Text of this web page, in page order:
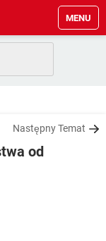
MENU
Następny Temat
od